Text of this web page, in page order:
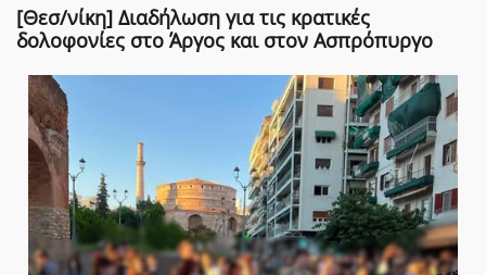
[Θεσ/νίκη] Διαδήλωση για τις κρατικές
δολοφονίες στο Άργος και στον Ασπρόπυργο